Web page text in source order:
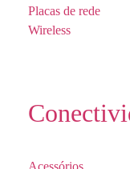
Placas de rede
Wireless
Acessórios